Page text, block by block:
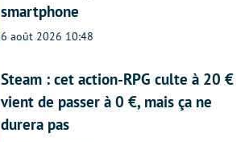
smartphone
6 août 2026 10:48
Steam : cet action-RPG culte à 20 €
vient de passer à 0 €, mais ça ne
durera pas